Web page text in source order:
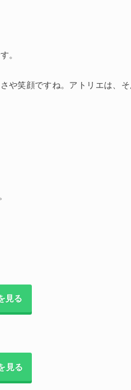
。
や笑顔ですね。アトリエは、
見る
見る